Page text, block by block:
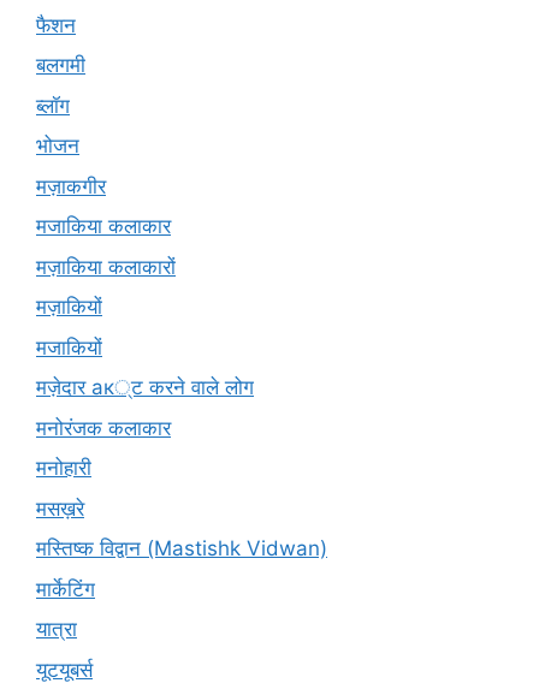
फैशन
बलगमी
ब्लॉग
भोजन
मज़ाकगीर
मजाकिया कलाकार
मज़ाकिया कलाकारों
मज़ाकियों
मजाकियों
मज़ेदार ак्ट करने वाले लोग
मनोरंजक कलाकार
मनोहारी
मसख़रे
मस्तिष्क विद्वान (Mastishk Vidwan)
मार्केटिंग
यात्रा
यूटयूबर्स